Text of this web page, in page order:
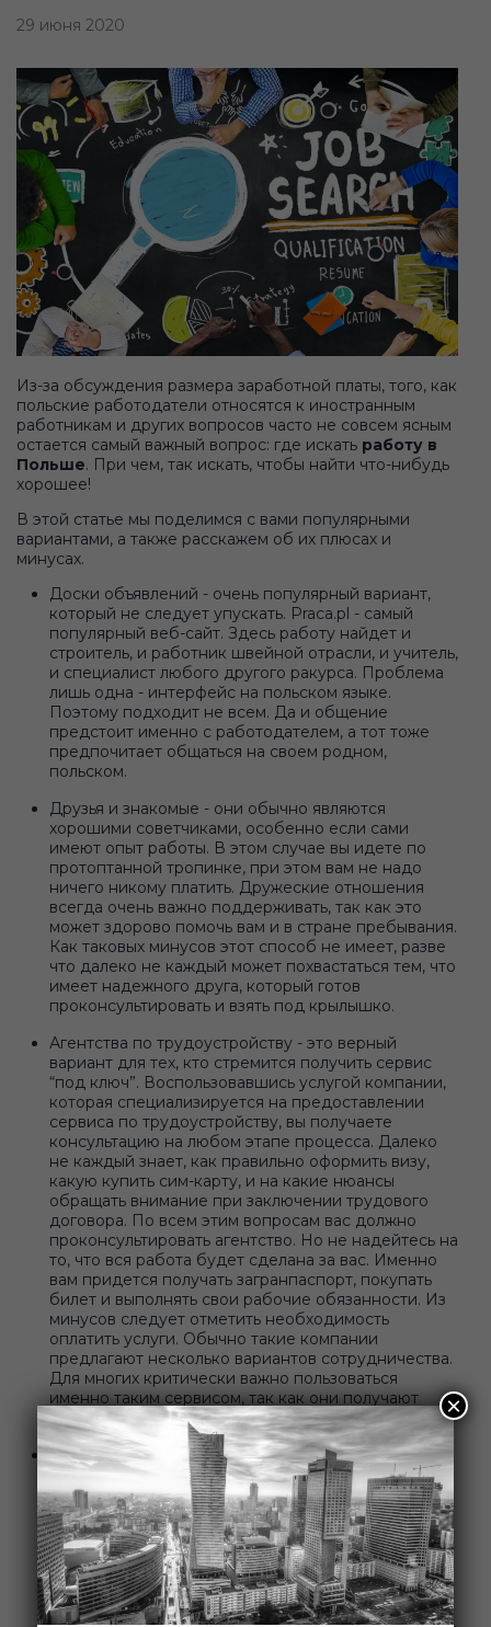
29 июня 2020
Из-за обсуждения размера заработной платы, того, как
польские работодатели относятся к иностранным
работникам и других вопросов часто не совсем ясным
остается самый важный вопрос: где искать работу в
Польше. При чем, так искать, чтобы найти что-нибудь
хорошее!
В этой статье мы поделимся с вами популярными
вариантами, а также расскажем об их плюсах и
минусах.
Доски объявлений - очень популярный вариант,
который не следует упускать. Praca.pl - самый
популярный веб-сайт. Здесь работу найдет и
строитель, и работник швейной отрасли, и учитель,
и специалист любого другого ракурса. Проблема
лишь одна - интерфейс на польском языке.
Поэтому подходит не всем. Да и общение
предстоит именно с работодателем, а тот тоже
предпочитает общаться на своем родном,
польском.
Друзья и знакомые - они обычно являются
хорошими советчиками, особенно если сами
имеют опыт работы. В этом случае вы идете по
протоптанной тропинке, при этом вам не надо
ничего никому платить. Дружеские отношения
всегда очень важно поддерживать, так как это
может здорово помочь вам и в стране пребывания.
Как таковых минусов этот способ не имеет, разве
что далеко не каждый может похвастаться тем, что
имеет надежного друга, который готов
проконсультировать и взять под крылышко.
Агентства по трудоустройству - это верный
вариант для тех, кто стремится получить сервис
“под ключ”. Воспользовавшись услугой компании,
которая специализируется на предоставлении
сервиса по трудоустройству, вы получаете
консультацию на любом этапе процесса. Далеко
не каждый знает, как правильно оформить визу,
какую купить сим-карту, и на какие нюансы
обращать внимание при заключении трудового
договора. По всем этим вопросам вас должно
проконсультировать агентство. Но не надейтесь на
то, что вся работа будет сделана за вас. Именно
вам придется получать загранпаспорт, покупать
билет и выполнять свои рабочие обязанности. Из
минусов следует отметить необходимость
оплатить услуги. Обычно такие компании
предлагают несколько вариантов сотрудничества.
Для многих критически важно пользоваться
именно таким сервисом, так как они получают
уверенность и психологическую поддержку.
Поиск через частных посредников - это далеко не
лучший вариант. Некоторые агенты не имеют
официальной регистрации, а их услуги
заключаются в предоставлении распечаток или
вообще информации сомнительного качества.
Вполне резонно называть их мошенниками,
которые охотятся за вашими деньгами. Как не
попасть на их удочку? Четко понимать, что вы
получите в итоге. Особо активно орудуют такие
×